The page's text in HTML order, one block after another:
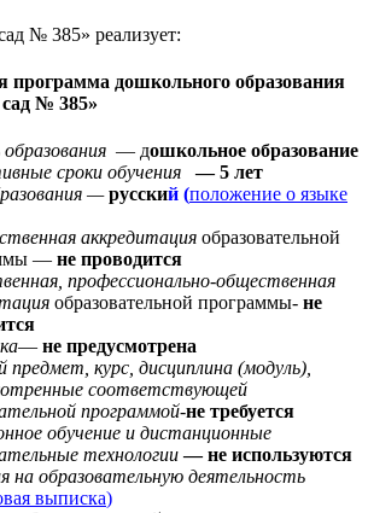
№ 385» реализует:
программа дошкольного образования
№ 385»
— дошкольное образование
сроки обучения
— 5 лет
—русский (положение о языке
аккредитация образовательной
— не проводится
профессионально-общественная
образовательной программы- не
— не предусмотрена
предмет, курс, дисциплина (модуль),
соответствующей
программой-не требуется
обучение и дистанционные
технологии— не используются
на образовательную деятельность
выписка)